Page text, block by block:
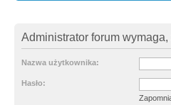
Administrator forum
Nazwa użytkownika:
Hasło: